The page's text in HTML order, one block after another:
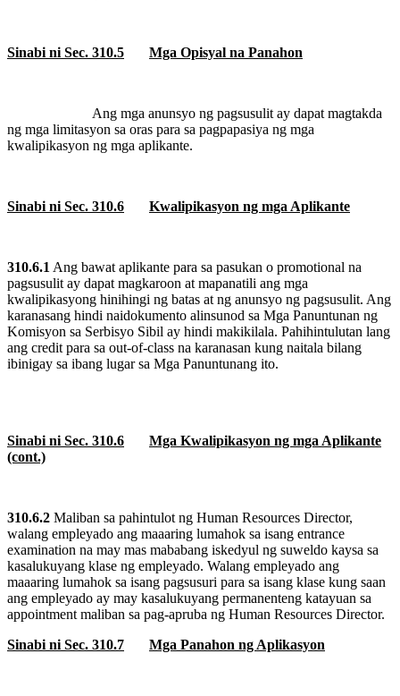
Sinabi ni Sec. 310.5 Mga Opisyal na Panahon
Ang mga anunsyo ng pagsusulit ay dapat magtakda
ng mga limitasyon sa oras para sa pagpapasiya ng mga
kwalipikasyon ng mga aplikante.
Sinabi ni Sec. 310.6 Kwalipikasyon ng mga Aplikante
310.6.1 Ang bawat aplikante para sa pasukan o promotional na
pagsusulit ay dapat magkaroon at mapanatili ang mga
kwalipikasyong hinihingi ng batas at ng anunsyo ng pagsusulit. Ang
karanasang hindi naidokumento alinsunod sa Mga Panuntunan ng
Komisyon sa Serbisyo Sibil ay hindi makikilala. Pahihintulutan lang
ang credit para sa out-of-class na karanasan kung naitala bilang
ibinigay sa ibang lugar sa Mga Panuntunang ito.
Sinabi ni Sec. 310.6
Mga Kwalipikasyon ng mga Aplikante
(cont.)
310.6.2 Maliban sa pahintulot ng Human Resources Director,
walang empleyado ang maaaring lumahok sa isang entrance
examination na may mas mababang iskedyul ng suweldo kaysa sa
kasalukuyang klase ng empleyado. Walang empleyado ang
maaaring lumahok sa isang pagsusuri para sa isang klase kung saan
ang empleyado ay may kasalukuyang permanenteng katayuan sa
appointment maliban sa pag-apruba ng Human Resources Director.
Sinabi ni Sec. 310.7
Mga Panahon ng Aplikasyon